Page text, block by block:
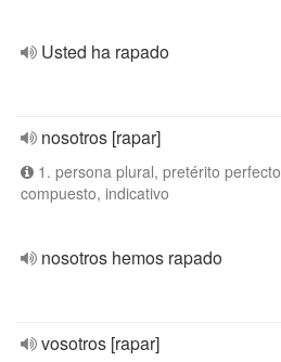
Usted ha rapado
nosotros [rapar]
1. persona plural, pretérito perfecto
compuesto, indicativo
nosotros hemos rapado
vosotros [rapar]